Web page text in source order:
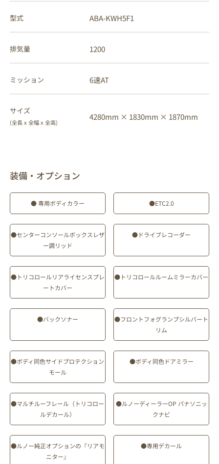
型式 ABA-KWH5F1
排気量 1200
ミッション 6速AT
サイズ
(全長 x 全幅 x 全高)
4280mm × 1830mm × 1870mm
装備・オプション
● 専用ボディカラー ●ETC2.0
●センターコンソールボックスレザ
ー調リッド
●ドライブレコーダー
●トリコロールリアライセンスプレ
ートカバー
●トリコロールルームミラーカバー
●バックソナー
●フロントフォグランプシルバート
リム
●ボディ同色サイドプロテクション
モール
●ボディ同色ドアミラー
●マルチルーフレール（トリコロー
ルデカール）
●ルノーディーラーOP パナソニッ
クナビ
●ルノー純正オプションの『リアモ
ニター』
●専用デカール